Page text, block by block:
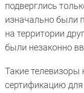
подверглись
изначально были
на территории
были незаконно
Такие
сертификацию